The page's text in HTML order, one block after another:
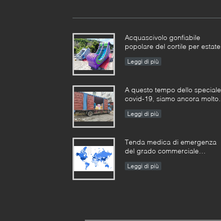
Acquascivolo gonfiabile
popolare del cortile per estate
Leggi di più
A questo tempo dello speciale
covid-19, siamo ancora molto
produzione gonfiabile dei
Leggi di più
Tenda medica di emergenza
del grado commerciale
all'aperto gonfiabile portatile
Leggi di più